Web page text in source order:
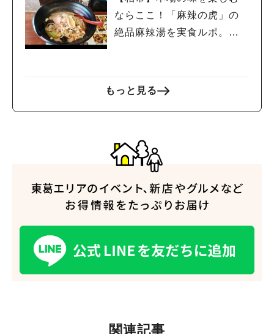
ならここ！「麻辣の虎」の
絶品麻辣湯を実食ルポ。あ
もっと見る
関連記事